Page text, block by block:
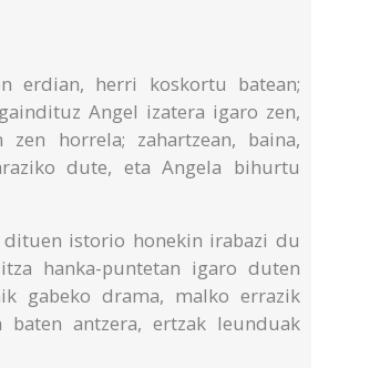
erdian, herri koskortu batean;
Angel izatera igaro zen,
horrela; zahartzean, baina,
dute, eta Angela bihurtu
dituen istorio honekin irabazi du
hanka-puntetan igaro duten
gabeko drama, malko errazik
antzera, ertzak leunduak